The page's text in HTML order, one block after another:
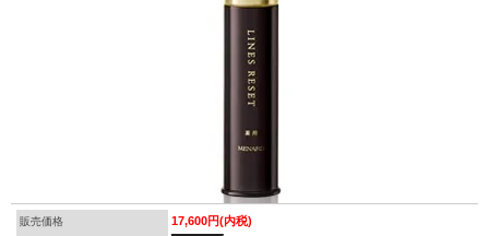
販売価格 17,600円(内税)